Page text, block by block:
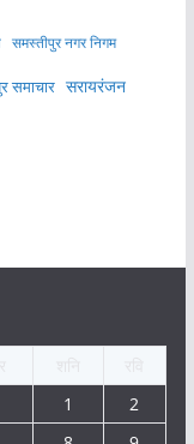
समस्तीपुर नगर निगम
समाचार सरायरंजन
1
2